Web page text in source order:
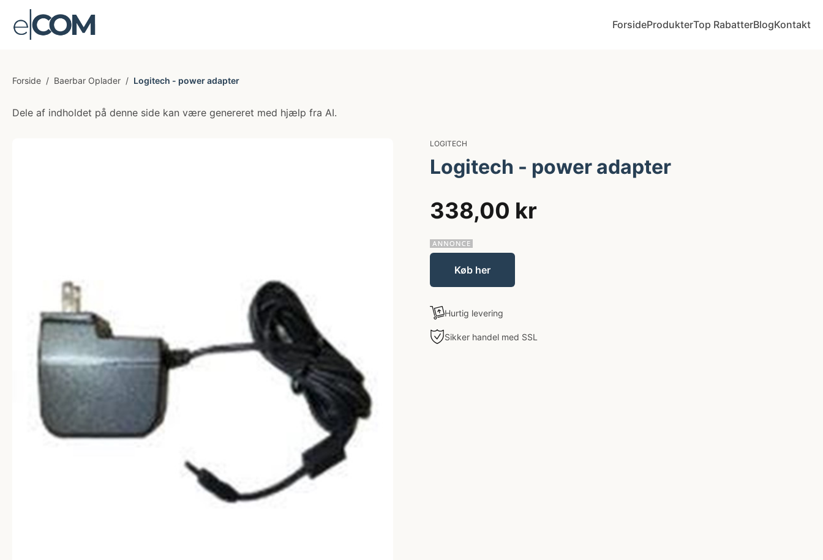
ForsideProdukterTop RabatterBlogKontakt
Forside / Baerbar Oplader / Logitech - power adapter
Dele af indholdet på denne side kan være genereret med hjælp fra AI.
LOGITECH
Logitech - power adapter
338,00 kr
Køb her
Hurtig levering
Sikker handel med SSL